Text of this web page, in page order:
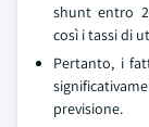
shunt entro
così i tassi di
Pertanto, i
previsione.